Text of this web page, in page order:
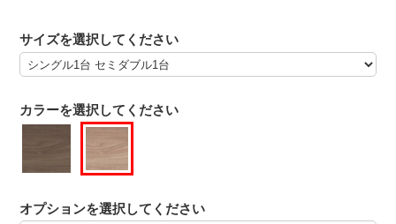
カラーを選択してください
サイズを選択してください
オプションを選択してください